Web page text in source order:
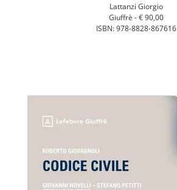
Lattanzi Giorgio
Giuffrè -€ 90,00
ISBN: 978-8828-867616